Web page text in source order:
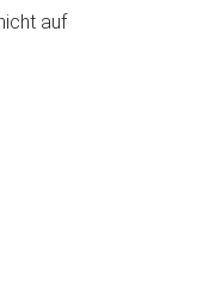
auf